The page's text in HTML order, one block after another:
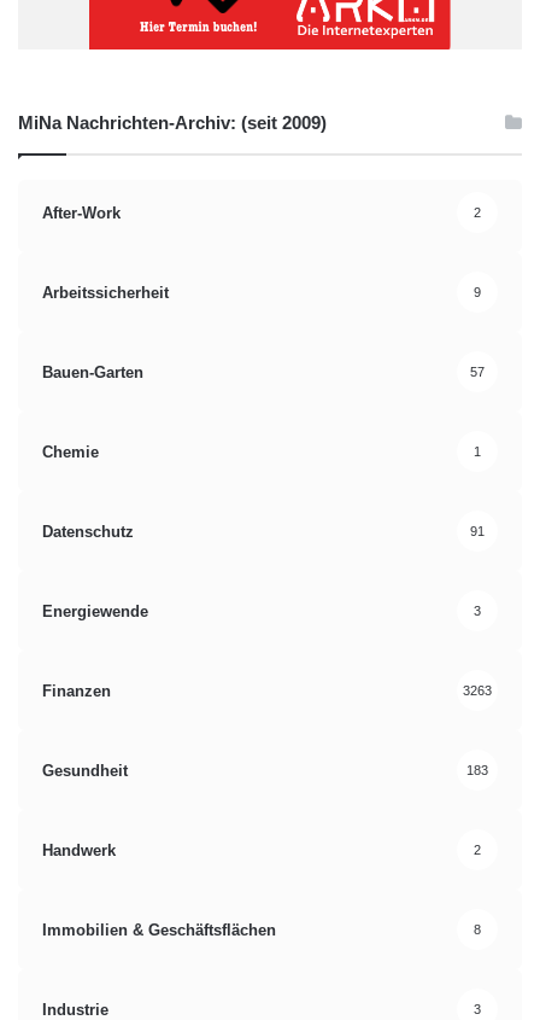
MiNa Nachrichten-Archiv: (seit 2009)
After-Work 2
Arbeitssicherheit 9
Bauen-Garten 57
Chemie 1
Datenschutz 91
Energiewende 3
Finanzen 3263
Gesundheit 183
Handwerk 2
Immobilien & Geschäftsflächen 8
Industrie 3